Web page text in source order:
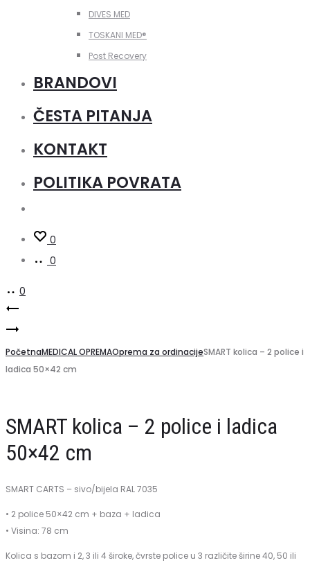
DIVES MED
TOSKANI MED®️
Post Recovery
BRANDOVI
ČESTA PITANJA
KONTAKT
POLITIKA POVRATA
0
0
0
Product
navigation
čelik
Stalak
od
kromiranog
za
zdjelu
PočetnaMEDICAL OPREMAOprema za ordinacijeSMART kolica – 2 police i
ladica 50×42 cm
SMART kolica – 2 police i ladica
50×42 cm
SMART CARTS – sivo/bijela RAL 7035
• 2 police 50×42 cm + baza + ladica
• Visina: 78 cm
Kolica s bazom i 2, 3 ili 4 široke, čvrste police u 3 različite širine 40, 50 ili